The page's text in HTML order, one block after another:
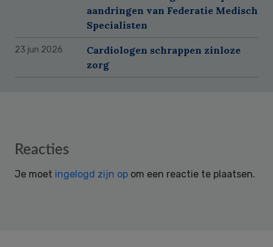
aandringen van Federatie Medisch
Specialisten
23 jun 2026
Cardiologen schrappen zinloze
zorg
Reader
Reacties
Je moet ingelogd zijn op om een reactie te plaatsen.